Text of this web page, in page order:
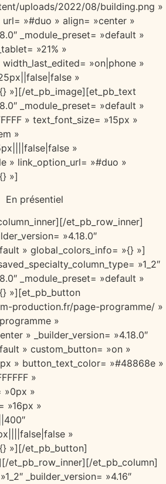
uploads/2022/08/building.png »
»#duo » align= »center »
_module_preset= »default »
»21% »
»on|phone »
»
»][/et_pb_image][et_pb_text
_module_preset= »default »
» text_font_size= »15px »
»
»
» link_option_url= »#duo »
»]
En présentiel
et_pb_row_inner]
»4.18.0″
» global_colors_info= »{} »]
»1_2″
_module_preset= »default »
»][et_pb_button
production.fr/page-programme/ »
»
» _builder_version= »4.18.0″
» custom_button= »on »
» button_text_color= »#48868e »
»
»0px »
»16px »
»
»][/et_pb_button]
et_pb_row_inner][/et_pb_column]
_builder_version= »4.16″